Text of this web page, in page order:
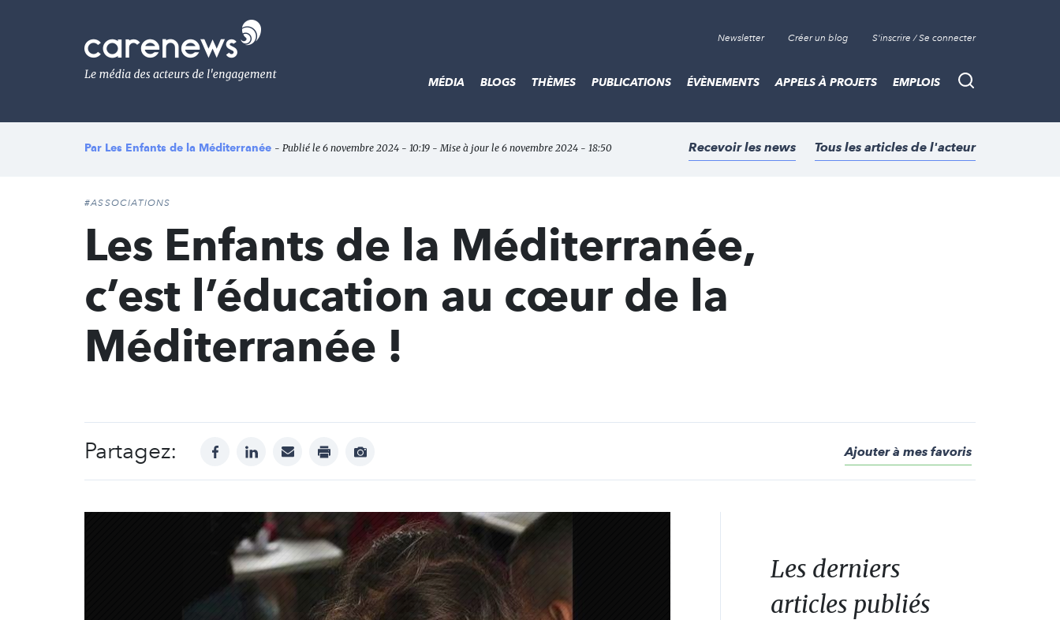
Le
média
de
l'engagement
Newsletter Créer un blog S'inscrire / Se connecter
Recherche
MÉDIA BLOGS THÈMES PUBLICATIONS ÉVÈNEMENTS APPELS À PROJETS EMPLOIS
Par Les Enfants de la Méditerranée - Publié le 6 novembre 2024 - 10:19 - Mise à jour le 6 novembre 2024 - 18:50 Recevoir les news Tous les articles de l'acteur
#ASSOCIATIONS
Les Enfants de la Méditerranée,
c’est l’éducation au cœur de la
Méditerranée !
Partagez: facebooklinkedinmail print
Afficher
Ajouter à mes favoris
Les derniers
articles publiés